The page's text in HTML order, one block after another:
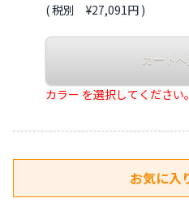
( 税別 ¥27,091円 )
カラー を選択してください。